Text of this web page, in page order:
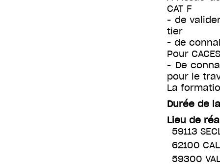
CAT F
- de
tier
- de
Pour
- De
pour le
La
Durée de
Lieu de
59113
62100
59300